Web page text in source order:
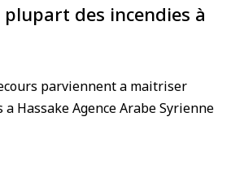
des incendies à